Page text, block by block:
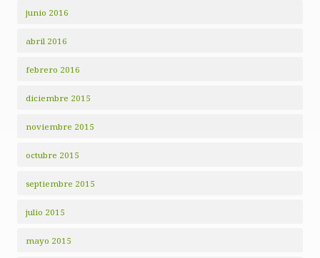
junio 2016
abril 2016
febrero 2016
diciembre 2015
noviembre 2015
octubre 2015
septiembre 2015
julio 2015
mayo 2015